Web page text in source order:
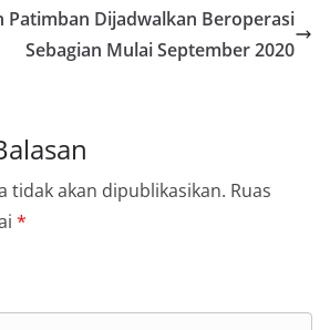
Patimban Dijadwalkan Beroperasi
Sebagian Mulai September 2020
tidak akan dipublikasikan. Ruas
*